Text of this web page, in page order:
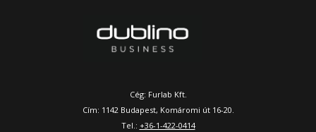
Cég: Furlab Kft.
Cím: 1142 Budapest, Komáromi út 16-20.
Tel.: +36-1-422-0414